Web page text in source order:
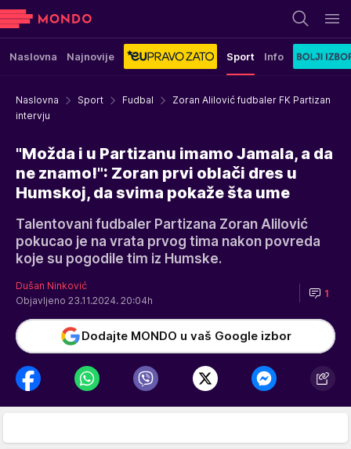
Naslovna Najnovije Sport Info
Naslovna Sport Fudbal
Zoran Alilović fudbaler FK Partizan
intervju
"Možda i u Partizanu imamo Jamala, a da
ne znamo!": Zoran prvi oblači dres u
Humskoj, da svima pokaže šta ume
Talentovani fudbaler Partizana Zoran Alilović
pokucao je na vrata prvog tima nakon povreda
koje su pogodile tim iz Humske.
Dušan Ninković
Objavljeno 23.11.2024. 20:04h
1
Dodajte MONDO u vaš Google izbor